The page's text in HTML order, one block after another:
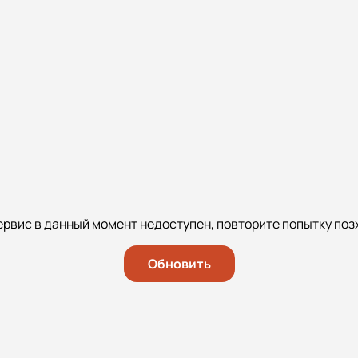
в данный момент недоступен, повторите попытку
Обновить